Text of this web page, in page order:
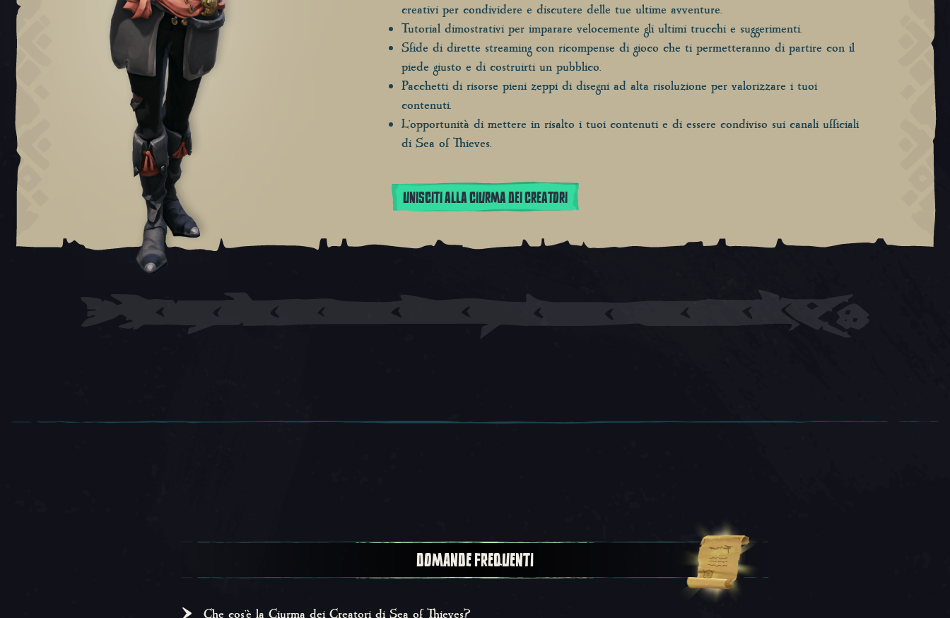
creativi per condividere e discutere delle tue ultime avventure.
Tutorial dimostrativi per imparare velocemente gli ultimi trucchi e suggerimenti.
Sfide di dirette streaming con ricompense di gioco che ti permetteranno di partire con il
piede giusto e di costruirti un pubblico.
Pacchetti di risorse pieni zeppi di disegni ad alta risoluzione per valorizzare i tuoi
contenuti.
L'opportunità di mettere in risalto i tuoi contenuti e di essere condiviso sui canali ufficiali
di Sea of Thieves.
UNISCITI ALLA CIURMA DEI CREATORI
DOMANDE FREQUENTI
Che cos'è la Ciurma dei Creatori di Sea of Thieves?